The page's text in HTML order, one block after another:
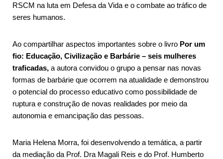
RSCM na luta em Defesa da Vida e o combate ao tráfico de
seres humanos.
Ao compartilhar aspectos importantes sobre o livro Por um
fio: Educação, Civilização e Barbárie – seis mulheres
traficadas, a autora convidou o grupo a pensar nas novas
formas de barbárie que ocorrem na atualidade e demonstrou
o potencial do processo educativo como possibilidade de
ruptura e construção de novas realidades por meio da
autonomia e emancipação das pessoas.
Maria Helena Morra, foi desenvolvendo a temática, a partir
da mediação da Prof. Dra Magali Reis e do Prof. Humberto